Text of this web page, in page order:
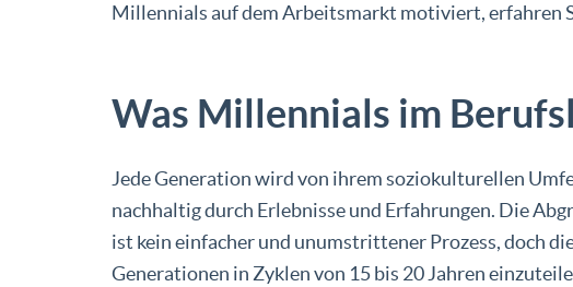
Millennials auf dem Arbeitsmarkt motiviert, erfahren
Was Millennials im
Jede Generation wird von ihrem soziokulturellen
nachhaltig durch Erlebnisse und Erfahrungen. Die
ist kein einfacher und unumstrittener Prozess, doch
Generationen in Zyklen von 15 bis 20 Jahren